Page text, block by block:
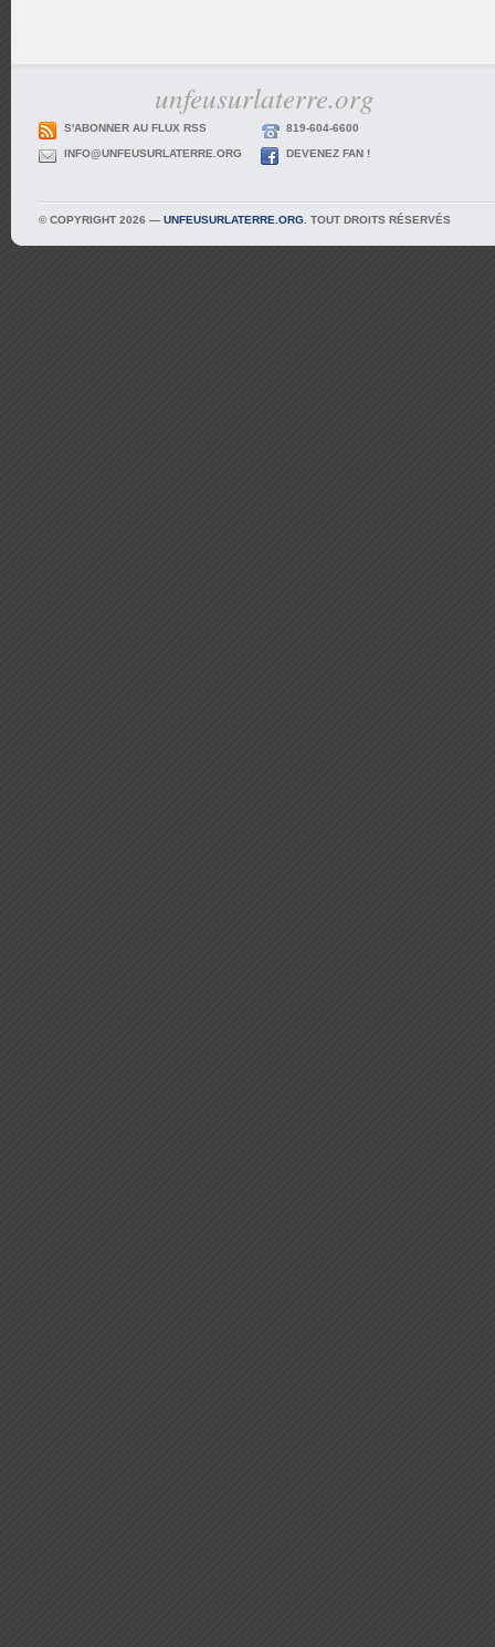
unfeusurlaterre.org
S'ABONNER AU FLUX RSS 819-604-6600
INFO@UNFEUSURLATERRE.ORG DEVENEZ FAN !
© COPYRIGHT 2026 — UNFEUSURLATERRE.ORG . TOUT DROITS RÉSERVÉS